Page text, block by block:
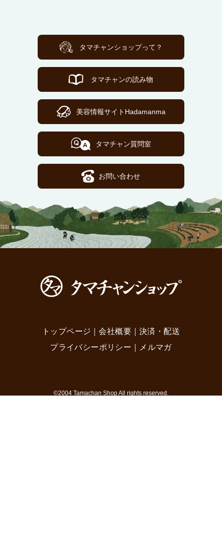
タマチャンショップって？
タマチャンの読み物
美容情報サイトHadamanma
タマチャン質問室
お問い合わせ
トップページ ｜会社概要
決済・配送
プライバシーポリシー
メルマガ
©2004 Tamachan Shop All rights reserved.